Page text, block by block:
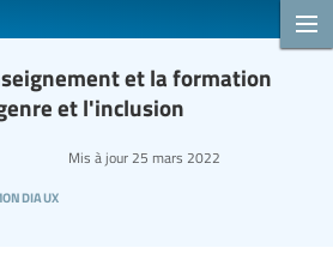
et la formation
et l'inclusion
Mis à jour25 mars 2022